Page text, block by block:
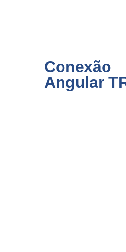
Conexão
Angular